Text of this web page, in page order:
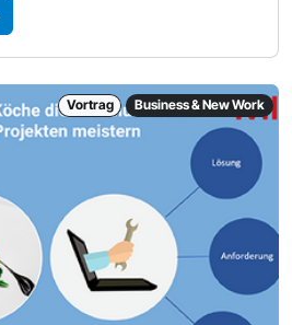
Vortrag Business & New Work